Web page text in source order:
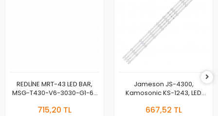
REDLİNE MRT-43 LED BAR,
MSG-T430-V6-3030-G1-6-
715,20 TL
Jameson JS-4300,
Kamosonic KS-1243, LED
SD43-DNJF-IK41
667,52 TL